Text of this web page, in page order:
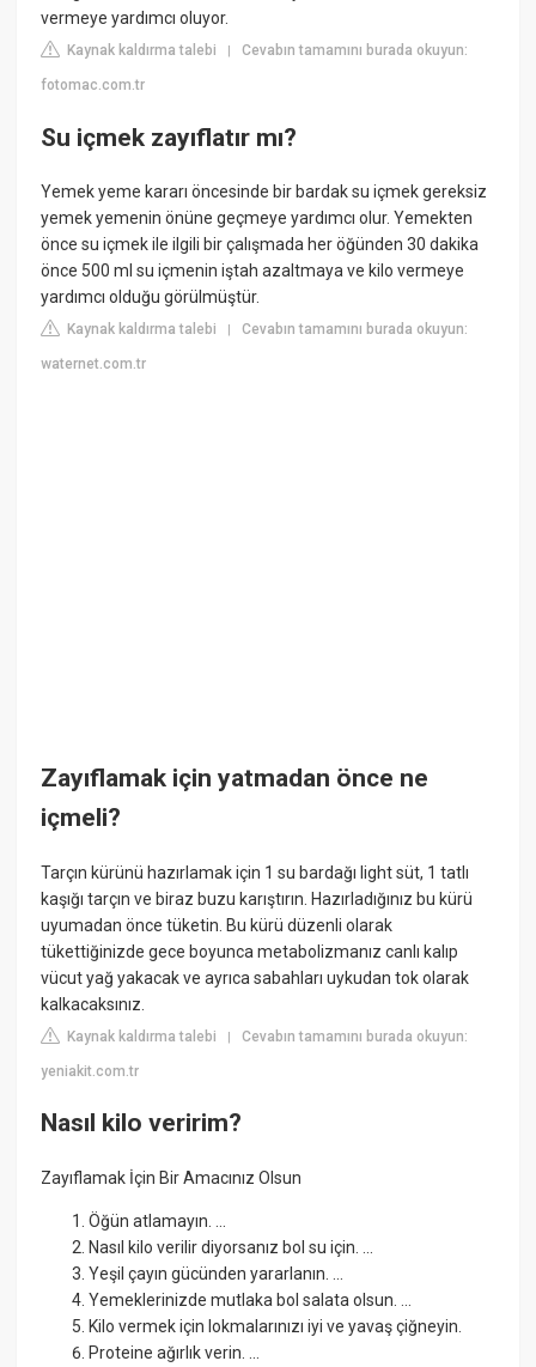
vermeye yardımcı oluyor.
Kaynak kaldırma talebi |Cevabın tamamını burada okuyun:
fotomac.com.tr
Su içmek zayıflatır mı?
Yemek yeme kararı öncesinde bir bardak su içmek gereksiz
yemek yemenin önüne geçmeye yardımcı olur. Yemekten
önce su içmek ile ilgili bir çalışmada her öğünden 30 dakika
önce 500 ml su içmenin iştah azaltmaya ve kilo vermeye
yardımcı olduğu görülmüştür.
Kaynak kaldırma talebi |Cevabın tamamını burada okuyun:
waternet.com.tr
Zayıflamak için yatmadan önce ne
içmeli?
Tarçın kürünü hazırlamak için 1 su bardağı light süt, 1 tatlı
kaşığı tarçın ve biraz buzu karıştırın. Hazırladığınız bu kürü
uyumadan önce tüketin. Bu kürü düzenli olarak
tükettiğinizde gece boyunca metabolizmanız canlı kalıp
vücut yağ yakacak ve ayrıca sabahları uykudan tok olarak
kalkacaksınız.
Kaynak kaldırma talebi |Cevabın tamamını burada okuyun:
yeniakit.com.tr
Nasıl kilo veririm?
Zayıflamak İçin Bir Amacınız Olsun
Öğün atlamayın. ...
Nasıl kilo verilir diyorsanız bol su için. ...
Yeşil çayın gücünden yararlanın. ...
Yemeklerinizde mutlaka bol salata olsun. ...
Kilo vermek için lokmalarınızı iyi ve yavaş çiğneyin.
Proteine ağırlık verin. ...